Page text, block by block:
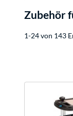
Zubehör
1-24 von 143